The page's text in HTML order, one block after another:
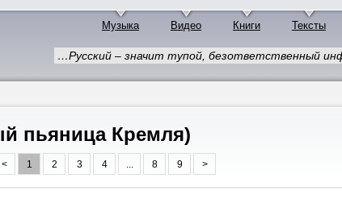
Музыка Видео Книги Тексты
…Русский – значит тупой, безответственный
пьяница Кремля)
< 1 2 3 4 ... 8 9 >